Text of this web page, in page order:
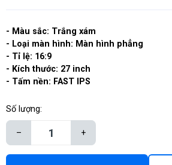
- Màu sắc: Trắng xám
- Loại màn hình: Màn hình phẳng
- Tỉ lệ: 16:9
- Kích thước: 27 inch
- Tấm nền: FAST IPS
Số lượng:
– +